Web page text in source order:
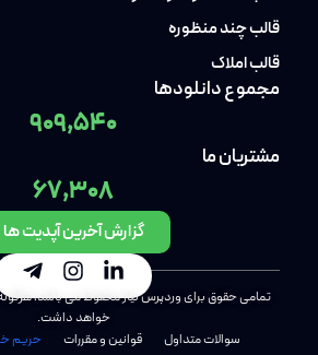
قالب چند منظوره
قالب املاک
مجموع دانلودها
909,540
مشتریان ما
67,308
گزارش آخرین آپدیت ها
تمامی حقوق برای وردپرس نیاز محفوظ می باشد،
خواهد داشت.
سوالات متداول
قوانین و مقررات حریم